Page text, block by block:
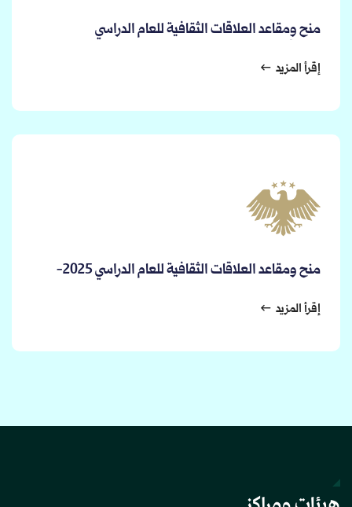
منح ومقاعد العلاقات الثقافية للعام الدراسي
إقرأ المزيد
منح ومقاعد العلاقات الثقافية للعام الدراسي 2025-
إقرأ المزيد